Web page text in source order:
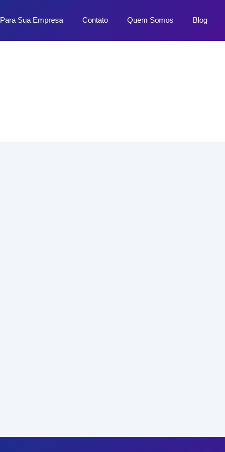
Para Sua Empresa Contato Quem Somos Blog